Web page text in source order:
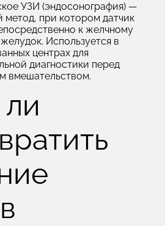
УЗИ (эндосонография) —
метод, при котором датчик
к желчному
Используется в
центрах для
диагностики перед
вмешательством.